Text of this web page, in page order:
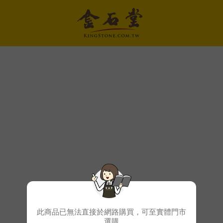
此商品已無法直接於網路購買，可至實體門市
選購